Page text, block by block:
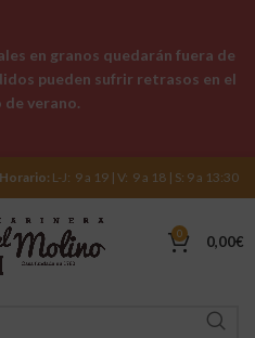
Horario: L-J: 9 a 19 | V: 9 a 18 | S: 9 a 13:30
0 0,00€
en granos quedarán fuera de
pueden sufrir retrasos en el
verano.